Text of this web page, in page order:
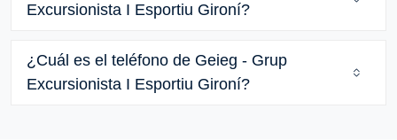
Excursionista I Esportiu Gironí?
¿Cuál es el teléfono de Geieg - Grup
Excursionista I Esportiu Gironí?